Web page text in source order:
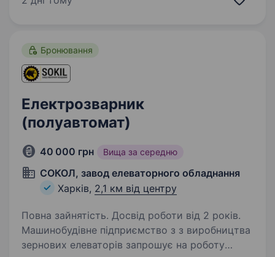
Бронювання
Електрозварник
(полуавтомат)
40 000 грн Вища за середню
СОКОЛ, завод елеваторного обладнання
Харків, 2,1 км від центру
Повна зайнятість. Досвід роботи від 2 років.
Машинобудівне підприємство з з виробництва
зернових елеваторів запрошує на роботу